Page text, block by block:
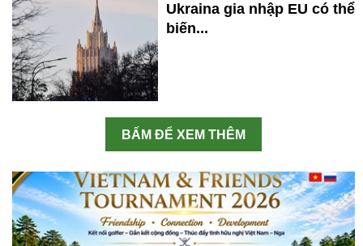
Ukraina gia nhập EU có thể
biến...
BẤM ĐỂ XEM THÊM